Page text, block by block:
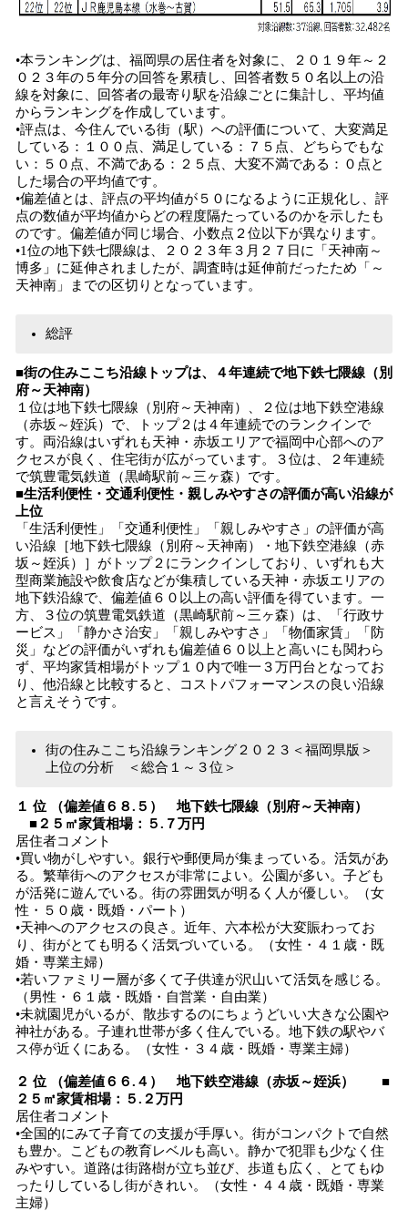
•本ランキングは、福岡県の居住者を対象に、２０１９年～２
０２３年の５年分の回答を累積し、回答者数５０名以上の沿
線を対象に、回答者の最寄り駅を沿線ごとに集計し、平均値
からランキングを作成しています。
•評点は、今住んでいる街（駅）への評価について、大変満足
している：１００点、満足している：７５点、どちらでもな
い：５０点、不満である：２５点、大変不満である：０点と
した場合の平均値です。
•偏差値とは、評点の平均値が５０になるように正規化し、評
点の数値が平均値からどの程度隔たっているのかを示したも
のです。偏差値が同じ場合、小数点２位以下が異なります。
•1位の地下鉄七隈線は、２０２３年３月２７日に「天神南～
博多」に延伸されましたが、調査時は延伸前だったため「～
天神南」までの区切りとなっています。
総評
■街の住みここち沿線トップは、４年連続で地下鉄七隈線（別
府～天神南）
１位は地下鉄七隈線（別府～天神南）、２位は地下鉄空港線
（赤坂～姪浜）で、トップ２は４年連続でのランクインで
す。両沿線はいずれも天神・赤坂エリアで福岡中心部へのア
クセスが良く、住宅街が広がっています。３位は、２年連続
で筑豊電気鉄道（黒崎駅前～三ヶ森）です。
■生活利便性・交通利便性・親しみやすさの評価が高い沿線が
上位
「生活利便性」「交通利便性」「親しみやすさ」の評価が高
い沿線［地下鉄七隈線（別府～天神南）・地下鉄空港線（赤
坂～姪浜）］がトップ２にランクインしており、いずれも大
型商業施設や飲食店などが集積している天神・赤坂エリアの
地下鉄沿線で、偏差値６０以上の高い評価を得ています。一
方、３位の筑豊電気鉄道（黒崎駅前～三ヶ森）は、「行政サ
ービス」「静かさ治安」「親しみやすさ」「物価家賃」「防
災」などの評価がいずれも偏差値６０以上と高いにも関わら
ず、平均家賃相場がトップ１０内で唯一３万円台となってお
り、他沿線と比較すると、コストパフォーマンスの良い沿線
と言えそうです。
街の住みここち沿線ランキング２０２３＜福岡県版＞
上位の分析 ＜総合１～３位＞
１ 位 （偏差値６８.５） 地下鉄七隈線（別府～天神南）
■２５㎡家賃相場：５.７万円
居住者コメント
•買い物がしやすい。銀行や郵便局が集まっている。活気があ
る。繁華街へのアクセスが非常によい。公園が多い。子ども
が活発に遊んでいる。街の雰囲気が明るく人が優しい。（女
性・５０歳・既婚・パート）
•天神へのアクセスの良さ。近年、六本松が大変賑わってお
り、街がとても明るく活気づいている。（女性・４１歳・既
婚・専業主婦）
•若いファミリー層が多くて子供達が沢山いて活気を感じる。
（男性・６１歳・既婚・自営業・自由業）
•未就園児がいるが、散歩するのにちょうどいい大きな公園や
神社がある。子連れ世帯が多く住んでいる。地下鉄の駅やバ
ス停が近くにある。（女性・３４歳・既婚・専業主婦）
２ 位 （偏差値６６.４） 地下鉄空港線（赤坂～姪浜） ■
２５㎡家賃相場：５.２万円
居住者コメント
•全国的にみて子育ての支援が手厚い。街がコンパクトで自然
も豊か。こどもの教育レベルも高い。静かで犯罪も少なく住
みやすい。道路は街路樹が立ち並び、歩道も広く、とてもゆ
ったりしているし街がきれい。（女性・４４歳・既婚・専業
主婦）